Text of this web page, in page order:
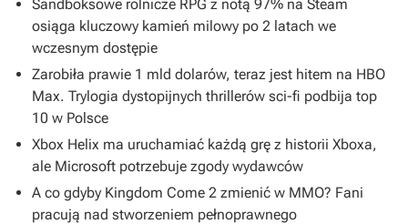
Sandboksowe rolnicze RPG z notą 97% na Steam
osiąga kluczowy kamień milowy po 2 latach we
wczesnym dostępie
Zarobiła prawie 1 mld dolarów, teraz jest hitem na HBO
Max. Trylogia dystopijnych thrillerów sci-fi podbija top
10 w Polsce
Xbox Helix ma uruchamiać każdą grę z historii Xboxa,
ale Microsoft potrzebuje zgody wydawców
A co gdyby Kingdom Come 2 zmienić w MMO? Fani
pracują nad stworzeniem pełnoprawnego